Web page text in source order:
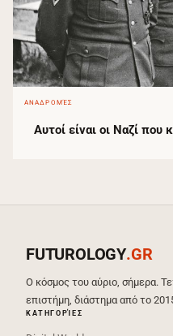
ΑΝΑΔΡΟΜΈΣ
Αυτοί είναι οι Ναζί
FUTUROLOGY.GR
Ο κόσμος του αύριο, σήμερα.
επιστήμη, διάστημα από το
ΚΑΤΗΓΟΡΊΕΣ